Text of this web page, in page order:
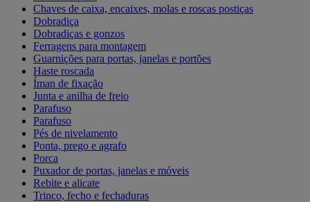
Chaves de caixa, encaixes, molas e roscas postiças
Dobradiça
Dobradiças e gonzos
Ferragens para montagem
Guarnições para portas, janelas e portões
Haste roscada
Íman de fixação
Junta e anilha de freio
Parafuso
Parafuso
Pés de nivelamento
Ponta, prego e agrafo
Porca
Puxador de portas, janelas e móveis
Rebite e alicate
Trinco, fecho e fechaduras